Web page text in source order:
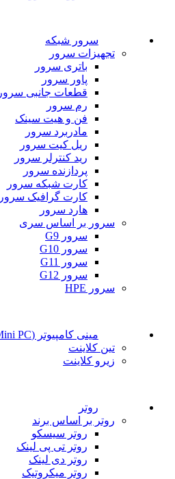
سرور شبکه
تجهیزات سرور
باتری سرور
پاور سرور
قطعات جانبی سرور
رم سرور
فن و هیت سینک
مادربرد سرور
ریل کیت سرور
رید کنترلر سرور
پردازنده سرور
کارت شبکه سرور
کارت گرافیک سرور
هارد سرور
سرور بر اساس سری
سرور G9
سرور G10
سرور G11
سرور G12
سرور HPE
مینی کامپیوتر (Mini PC)
تین کلاینت
زیرو کلاینت
روتر
روتر بر اساس برند
روتر سیسکو
روتر تی پی لینک
روتر دی لینک
روتر میکروتیک